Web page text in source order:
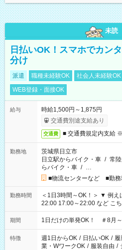
未読
日払いOK！スマホでカン
分け
派遣 職種未経験OK 社会人未経験OK
WEB登録・面接OK
給与
時給1,500円～1,875円
交通費別途支給あり
交通費 ■ 交通費規定内支給
勤務地
茨城県日立市
日立駅からバイク・車 / 常
らバイク・車 / …
■物流センターなど ■勤務
勤務時間
＜1日3時間～OK！＞ ▼ 例えば… ▼ 15:00～18:00 15:00～
22:00 17:00～22:00 など こちら以外の時間もお気軽にご相談く
ださい！
期間 1日だけの単発OK！ ＃8月
特徴 週1日からOK / 日払いOK / 履
業・WワークOK / 服装自由 /